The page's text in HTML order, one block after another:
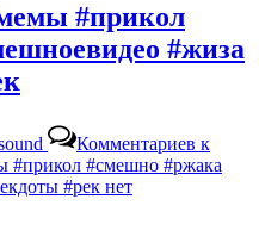
#прикол
#жиза
Комментариев к
#прикол #смешно #ржака
#рек нет